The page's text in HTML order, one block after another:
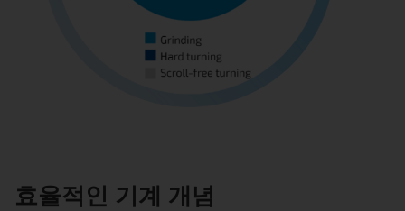
효율적인 기계 개념